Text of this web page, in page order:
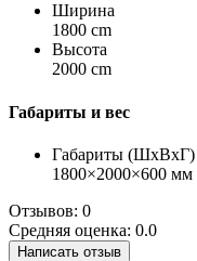
Ширина
1800 cm
Высота
2000 cm
Габариты и вес
Габариты (ШхВхГ)
1800×2000×600 мм
Отзывов: 0
Средняя оценка: 0.0
Написать отзыв